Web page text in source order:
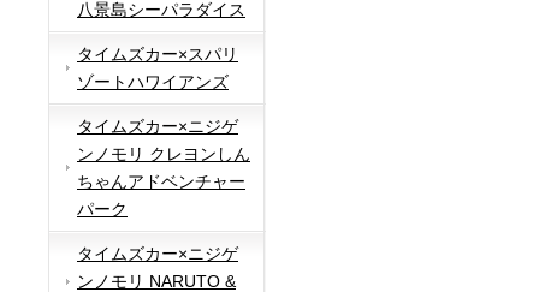
八景島シーパラダイス
タイムズカー×スパリ
ゾートハワイアンズ
タイムズカー×ニジゲ
ンノモリ クレヨンしん
ちゃんアドベンチャー
パーク
タイムズカー×ニジゲ
ンノモリ NARUTO &